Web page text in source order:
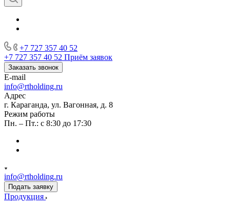
+7 727 357 40 52
+7 727 357 40 52 Приём заявок
Заказать звонок
E-mail
info@rtholding.ru
Адрес
г. Караганда, ул. Вагонная, д. 8
Режим работы
Пн. – Пт.: с 8:30 до 17:30
info@rtholding.ru
Подать заявку
Продукция